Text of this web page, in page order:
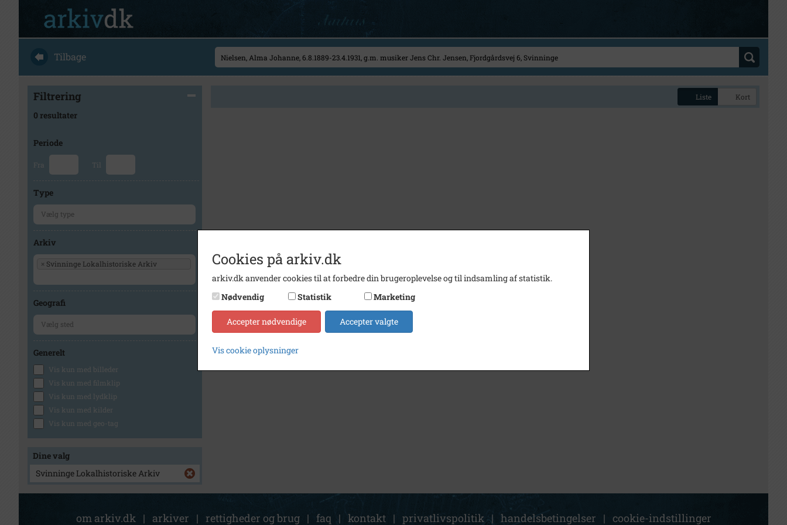
Tilbage
Filtrering
0 resultater
Periode
Fra Til
Type
Arkiv
× Svinninge Lokalhistoriske Arkiv
Geografi
Generelt
Vis kun med billeder
Vis kun med filmklip
Vis kun med lydklip
Vis kun med kilder
Vis kun med geo-tag
Dine valg
Svinninge Lokalhistoriske Arkiv
Liste Kort
om arkiv.dk | arkiver | rettigheder og brug | faq | kontakt | privatlivspolitik | handelsbetingelser | cookie-indstillinger
Cookies på arkiv.dk
arkiv.dk anvender cookies til at forbedre din brugeroplevelse og til indsamling af statistik.
Nødvendig
Statistik Marketing
Accepter nødvendige Accepter valgte
Vis cookie oplysninger